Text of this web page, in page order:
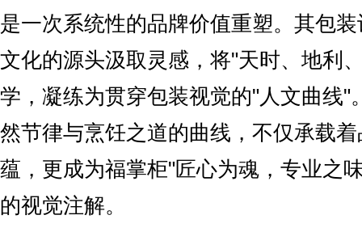
是一次系统性的品牌价值重塑。其包
文化的源头汲取灵感，将"天时、地利
学，凝练为贯穿包装视觉的"人文曲线"
然节律与烹饪之道的曲线，不仅承载
蕴，更成为福掌柜"匠心为魂，专业之
的视觉注解。